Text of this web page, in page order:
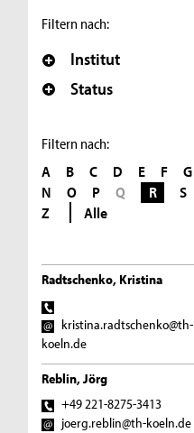
Filtern nach:
Institut
Status
Filtern nach:
A B C D E F G
N
O P Q R S
Z
Alle
Radtschenko, Kristina
kristina.radtschenko@th-
koeln.de
Reblin, Jörg
+49 221-8275-3413
joerg.reblin@th-koeln.de